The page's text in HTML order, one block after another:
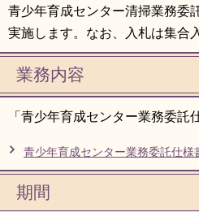
青少年育成センター清掃業務委
実施します。なお、入札は集合
業務内容
「青少年育成センター業務委託
青少年育成センター業務委託仕様
期間